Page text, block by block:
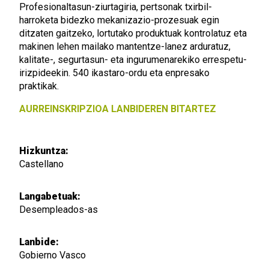
Profesionaltasun-ziurtagiria, pertsonak txirbil-
harroketa bidezko mekanizazio-prozesuak egin
ditzaten gaitzeko, lortutako produktuak kontrolatuz eta
makinen lehen mailako mantentze-lanez arduratuz,
kalitate-, segurtasun- eta ingurumenarekiko errespetu-
irizpideekin. 540 ikastaro-ordu eta enpresako
praktikak.
AURREINSKRIPZIOA LANBIDEREN BITARTEZ
Hizkuntza:
Castellano
Langabetuak:
Desempleados-as
Lanbide:
Gobierno Vasco